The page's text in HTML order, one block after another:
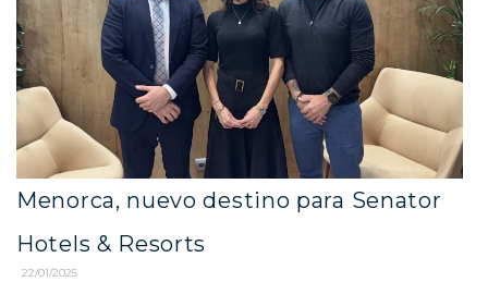
Menorca, nuevo destino para Senator
Hotels & Resorts
22/01/2025